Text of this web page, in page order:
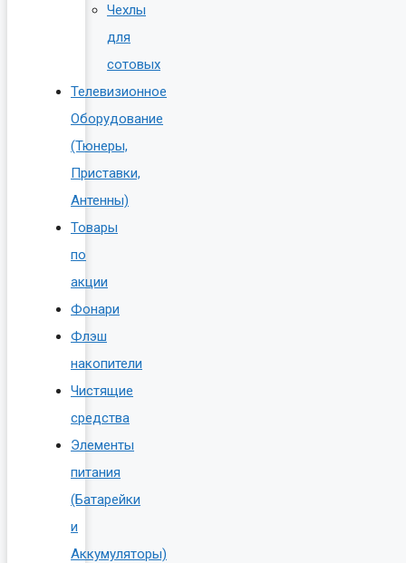
Чехлы
для
сотовых
Телевизионное
Оборудование
(Тюнеры,
Приставки,
Антенны)
Товары
по
акции
Фонари
Флэш
накопители
Чистящие
средства
Элементы
питания
(Батарейки
и
Аккумуляторы)